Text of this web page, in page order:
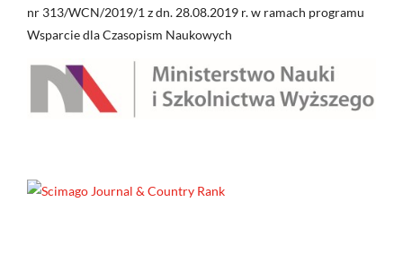
nr 313/WCN/2019/1 z dn. 28.08.2019 r. w ramach programu
Wsparcie dla Czasopism Naukowych